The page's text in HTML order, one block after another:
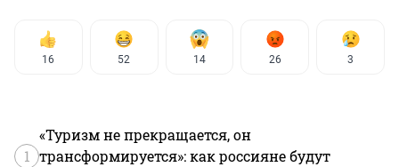
16 52 14 26 3
1
«Туризм не прекращается, он
трансформируется»: как россияне будут